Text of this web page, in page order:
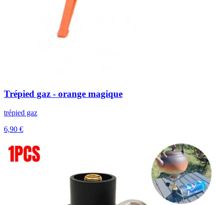
Trépied gaz - orange magique
trépied gaz
6,90 €